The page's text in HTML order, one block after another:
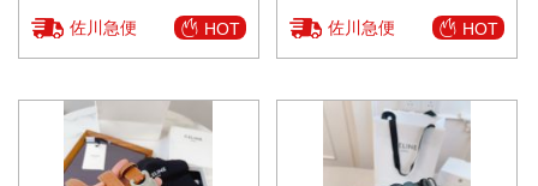
佐川急便 HOT 佐川急便 HOT